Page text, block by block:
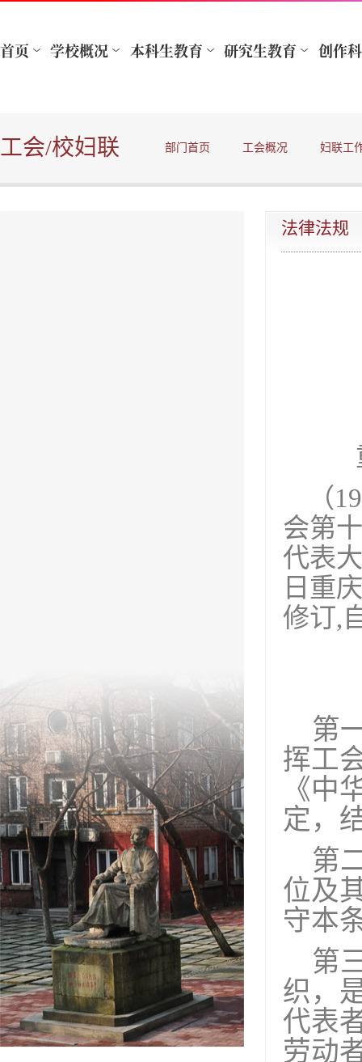
工会/校妇联 部门首页 工会概况 妇联工
法律法规
（
会第
代表
日重
修订,
第
挥工
《中
定，
第
位及
守本
第
织，
代表
劳动